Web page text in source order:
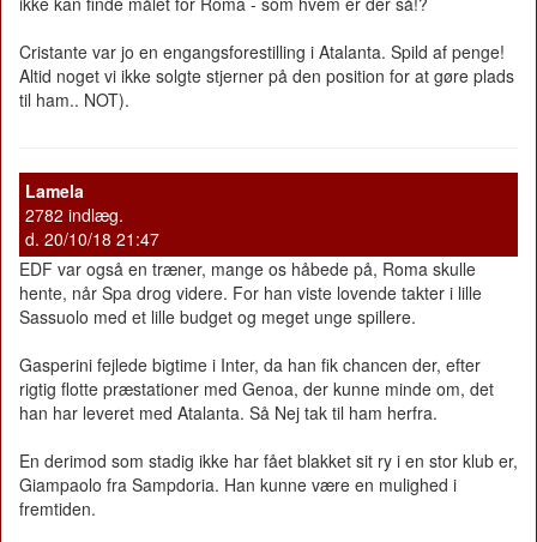
Cristante var jo en engangsforestilling i Atalanta. Spild af penge!
Altid noget vi ikke solgte stjerner på den position for at gøre plads
til ham.. NOT).
Lamela
2782 indlæg.
d. 20/10/18 21:47
EDF var også en træner, mange os håbede på, Roma skulle
hente, når Spa drog videre. For han viste lovende takter i lille
Sassuolo med et lille budget og meget unge spillere.
Gasperini fejlede bigtime i Inter, da han fik chancen der, efter
rigtig flotte præstationer med Genoa, der kunne minde om, det
han har leveret med Atalanta. Så Nej tak til ham herfra.
En derimod som stadig ikke har fået blakket sit ry i en stor klub er,
Giampaolo fra Sampdoria. Han kunne være en mulighed i
fremtiden.